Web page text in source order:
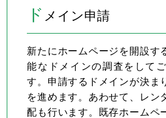
ド メイン申請
新たにホームページを開設す
能なドメインの調査をして
す。申請するドメインが決ま
を進めます。あわせて、レン
配も行います。既存ホームペ